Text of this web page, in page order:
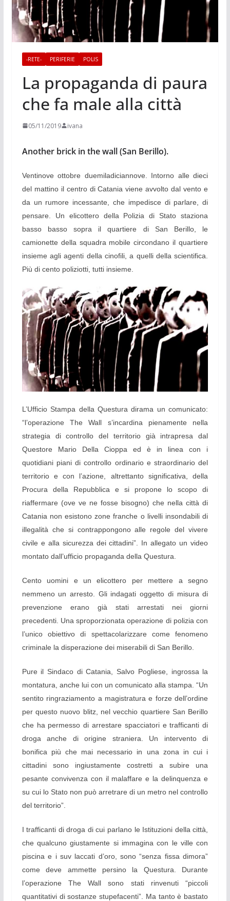
-RETE- PERIFERIE POLIS
La propaganda di paura
che fa male alla città
05/11/2019 ivana
Another brick in the wall (San Berillo).
Ventinove ottobre duemiladiciannove. Intorno alle dieci
del mattino il centro di Catania viene avvolto dal vento e
da un rumore incessante, che impedisce di parlare, di
pensare. Un elicottero della Polizia di Stato staziona
basso basso sopra il quartiere di San Berillo, le
camionette della squadra mobile circondano il quartiere
insieme agli agenti della cinofili, a quelli della scientifica.
Più di cento poliziotti, tutti insieme.
L’Ufficio Stampa della Questura dirama un comunicato:
“l’operazione The Wall s’incardina pienamente nella
strategia di controllo del territorio già intrapresa dal
Questore Mario Della Cioppa ed è in linea con i
quotidiani piani di controllo ordinario e straordinario del
territorio e con l’azione, altrettanto significativa, della
Procura della Repubblica e si propone lo scopo di
riaffermare (ove ve ne fosse bisogno) che nella città di
Catania non esistono zone franche o livelli insondabili di
illegalità che si contrappongono alle regole del vivere
civile e alla sicurezza dei cittadini”. In allegato un video
montato dall’ufficio propaganda della Questura.
Cento uomini e un elicottero per mettere a segno
nemmeno un arresto. Gli indagati oggetto di misura di
prevenzione erano già stati arrestati nei giorni
precedenti. Una sproporzionata operazione di polizia con
l’unico obiettivo di spettacolarizzare come fenomeno
criminale la disperazione dei miserabili di San Berillo.
Pure il Sindaco di Catania, Salvo Pogliese, ingrossa la
montatura, anche lui con un comunicato alla stampa. “Un
sentito ringraziamento a magistratura e forze dell’ordine
per questo nuovo blitz, nel vecchio quartiere San Berillo
che ha permesso di arrestare spacciatori e trafficanti di
droga anche di origine straniera. Un intervento di
bonifica più che mai necessario in una zona in cui i
cittadini sono ingiustamente costretti a subire una
pesante convivenza con il malaffare e la delinquenza e
su cui lo Stato non può arretrare di un metro nel controllo
del territorio”.
I trafficanti di droga di cui parlano le Istituzioni della città,
che qualcuno giustamente si immagina con le ville con
piscina e i suv laccati d’oro, sono “senza fissa dimora”
come deve ammette persino la Questura. Durante
l’operazione The Wall sono stati rinvenuti “piccoli
quantitativi di sostanze stupefacenti”. Ma tanto è bastato